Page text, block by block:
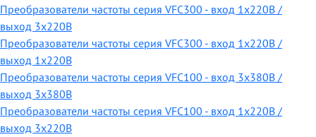
Преобразователи частоты серия VFC300 - вход 1х220В /
выход 3х220В
Преобразователи частоты серия VFC300 - вход 1х220В /
выход 1х220В
Преобразователи частоты серия VFC100 - вход 3х380В /
выход 3х380В
Преобразователи частоты серия VFC100 - вход 1х220В /
выход 3х220В